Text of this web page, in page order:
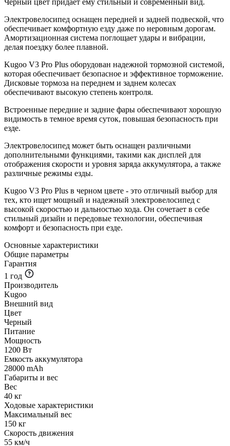
Электровелосипед оснащен передней и задней подвеской, что
обеспечивает комфортную езду даже по неровным дорогам.
Амортизационная система поглощает удары и вибрации,
делая поездку более плавной.
Kugoo V3 Pro Plus оборудован надежной тормозной системой,
которая обеспечивает безопасное и эффективное торможение.
Дисковые тормоза на переднем и заднем колесах
обеспечивают высокую степень контроля.
Встроенные передние и задние фары обеспечивают хорошую
видимость в темное время суток, повышая безопасность при
езде.
Электровелосипед может быть оснащен различными
дополнительными функциями, такими как дисплей для
отображения скорости и уровня заряда аккумулятора, а также
различные режимы езды.
Kugoo V3 Pro Plus в черном цвете - это отличный выбор для
тех, кто ищет мощный и надежный электровелосипед с
высокой скоростью и дальностью хода. Он сочетает в себе
стильный дизайн и передовые технологии, обеспечивая
комфорт и безопасность при езде.
Основные характеристики
Общие параметры
Гарантия
1 год
Производитель
Kugoo
Внешний вид
Цвет
Черный
Питание
Мощность
1200 Вт
Емкость аккумулятора
28000 mAh
Габариты и вес
Вес
40 кг
Ходовые характеристики
Максимальный вес
150 кг
Скорость движения
55 км/ч